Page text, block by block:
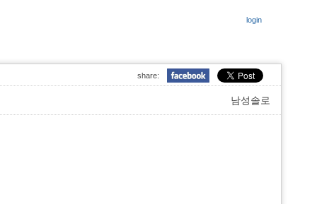
login
share:
남성솔로